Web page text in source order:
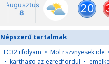
Népszerű tartalmak
TC32 rfolyam • Mol rszvnyesek ide
• karthago az ezredfordul •